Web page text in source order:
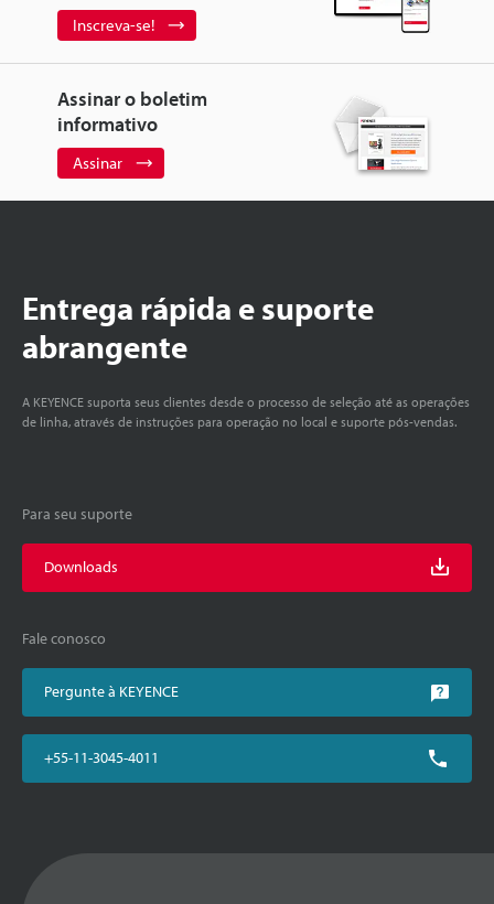
Inscreva-se!
Assinar o boletim
informativo
Assinar
Entrega rápida e suporte
abrangente
A KEYENCE suporta seus clientes desde o processo de seleção até as operações
de linha, através de instruções para operação no local e suporte pós-vendas.
Para seu suporte
Downloads
Fale conosco
Pergunte à KEYENCE
+55-11-3045-4011